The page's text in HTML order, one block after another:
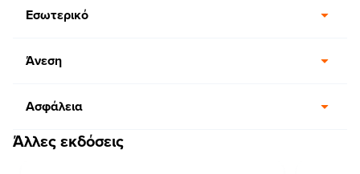
Εσωτερικό
Άνεση
Ασφάλεια
Άλλες εκδόσεις